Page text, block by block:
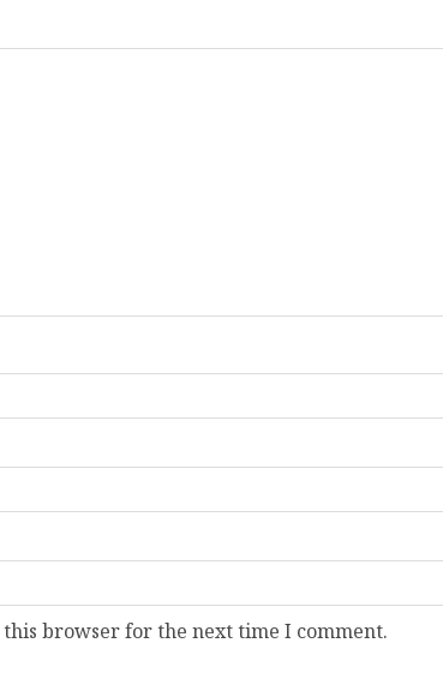
browser for the next time I comment.